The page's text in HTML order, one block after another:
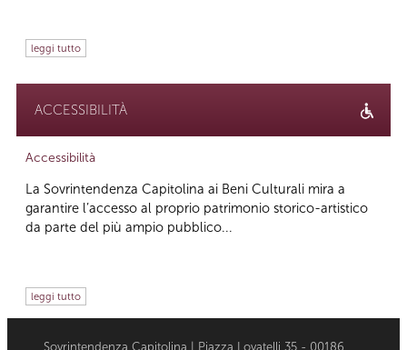
leggi tutto
ACCESSIBILITÀ
Accessibilità
La Sovrintendenza Capitolina ai Beni Culturali mira a
garantire l’accesso al proprio patrimonio storico-artistico
da parte del più ampio pubblico...
leggi tutto
Sovrintendenza Capitolina | Piazza Lovatelli 35 - 00186